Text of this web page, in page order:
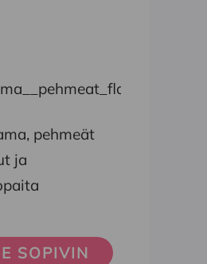
pehmeät
ja
SOPIVIN